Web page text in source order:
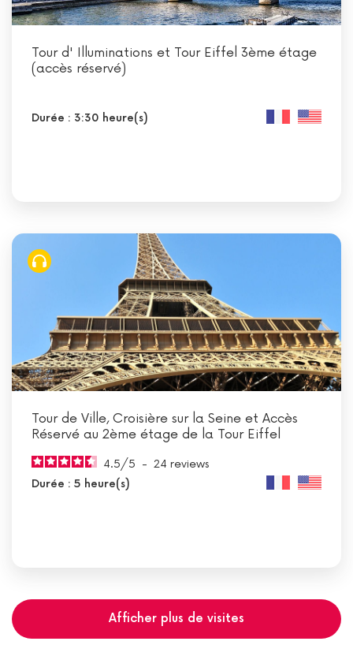
Tour d' Illuminations et Tour Eiffel 3ème étage
(accès réservé)
Durée : 3:30 heure(s)
Tour de Ville, Croisière sur la Seine et Accès
Réservé au 2ème étage de la Tour Eiffel
4.5/5 - 24 reviews
Durée : 5 heure(s)
Afficher plus de visites